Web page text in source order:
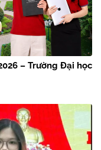
– Trường Đại học